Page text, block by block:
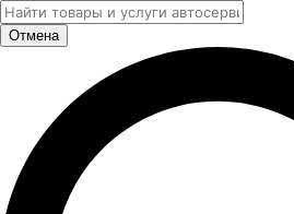
Отмена